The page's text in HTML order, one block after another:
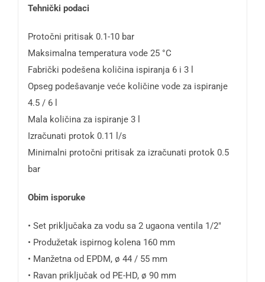
Tehnički podaci
Protočni pritisak 0.1-10 bar
Maksimalna temperatura vode 25 °C
Fabrički podešena količina ispiranja 6 i 3 l
Opseg podešavanje veće količine vode za ispiranje
4.5 / 6 l
Mala količina za ispiranje 3 l
Izračunati protok 0.11 l/s
Minimalni protočni pritisak za izračunati protok 0.5
bar
Obim isporuke
• Set priključaka za vodu sa 2 ugaona ventila 1/2″
• Produžetak ispirnog kolena 160 mm
• Manžetna od EPDM, ø 44 / 55 mm
• Ravan priključak od PE-HD, ø 90 mm